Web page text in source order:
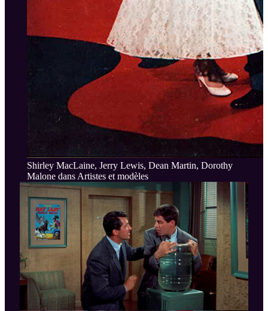
Shirley MacLaine, Jerry Lewis, Dean Martin, Dorothy
Malone dans Artistes et modèles